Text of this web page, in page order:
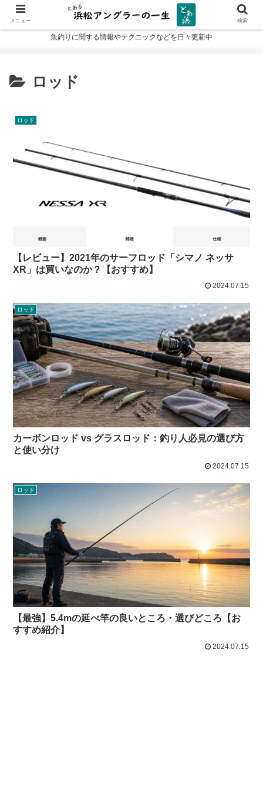
魚釣りに関する情報やテクニックなどを日々更新中
ロッド
ロッド
【レビュー】2021年のサーフロッド「シマノ ネッサ
XR」は買いなのか？【おすすめ】
2024.07.15
ロッド
カーボンロッド vs グラスロッド：釣り人必見の選び方
と使い分け
2024.07.15
ロッド
【最強】5.4mの延べ竿の良いところ・選びどころ【お
すすめ紹介】
2024.07.15
メニュー 検索